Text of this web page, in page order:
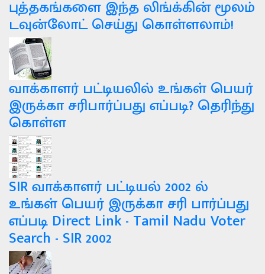
புத்தகங்களை இந்த லிங்க்கின் மூலம்
டவுன்லோட் செய்து கொள்ளலாம்!
வாக்காளர் பட்டியலில் உங்கள் பெயர்
இருக்கா சரிபார்ப்பது எப்படி? தெரிந்து
கொள்ள
SIR வாக்காளர் பட்டியல் 2002 ல்
உங்கள் பெயர் இருக்கா சரி பார்ப்பது
எப்படி Direct Link - Tamil Nadu Voter
Search - SIR 2002